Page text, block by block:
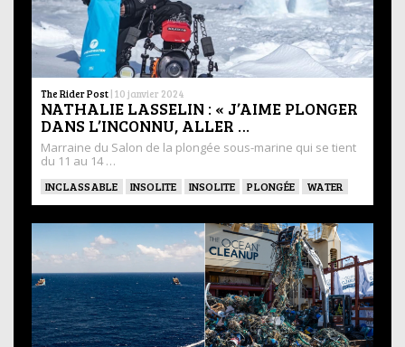
The Rider Post | 10 janvier 2024
NATHALIE LASSELIN : « J’AIME PLONGER
DANS L’INCONNU, ALLER …
Marraine du Salon de la plongée sous-marine qui se tient
du 11 au 14 …
INCLASSABLE INSOLITE INSOLITE PLONGÉE WATER